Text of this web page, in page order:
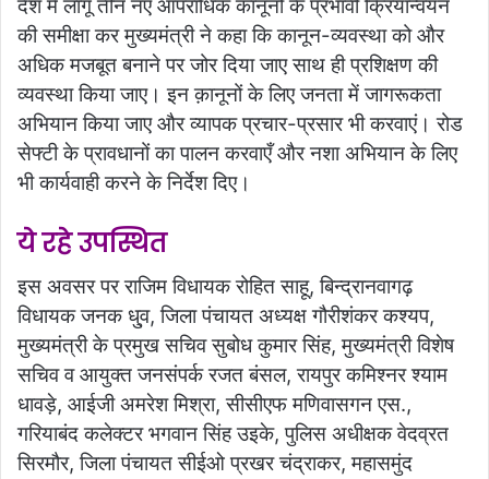
देश में लागू तीन नए आपराधिक कानूनों के प्रभावी क्रियान्वयन
की समीक्षा कर मुख्यमंत्री ने कहा कि कानून-व्यवस्था को और
अधिक मजबूत बनाने पर जोर दिया जाए साथ ही प्रशिक्षण की
व्यवस्था किया जाए। इन क़ानूनों के लिए जनता में जागरूकता
अभियान किया जाए और व्यापक प्रचार-प्रसार भी करवाएं। रोड
सेफ्टी के प्रावधानों का पालन करवाएँ और नशा अभियान के लिए
भी कार्यवाही करने के निर्देश दिए।
ये रहे उपस्थित
इस अवसर पर राजिम विधायक रोहित साहू, बिन्द्रानवागढ़
विधायक जनक धु्व, जिला पंचायत अध्यक्ष गौरीशंकर कश्यप,
मुख्यमंत्री के प्रमुख सचिव सुबोध कुमार सिंह, मुख्यमंत्री विशेष
सचिव व आयुक्त जनसंपर्क रजत बंसल, रायपुर कमिश्नर श्याम
धावड़े, आईजी अमरेश मिश्रा, सीसीएफ मणिवासगन एस.,
गरियाबंद कलेक्टर भगवान सिंह उइके, पुलिस अधीक्षक वेदव्रत
सिरमौर, जिला पंचायत सीईओ प्रखर चंद्राकर, महासमुंद